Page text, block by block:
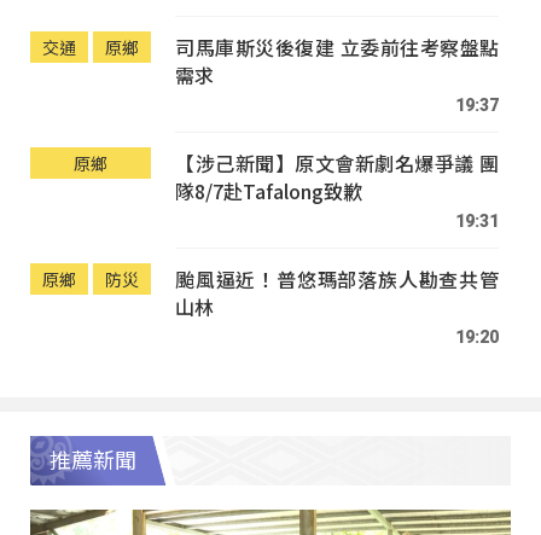
交通 原鄉
司馬庫斯災後復建 立委前往考察盤點
需求
19:37
原鄉
【涉己新聞】原文會新劇名爆爭議 團
隊8/7赴Tafalong致歉
19:31
原鄉 防災
颱風逼近！普悠瑪部落族人勘查共管
山林
19:20
推薦新聞